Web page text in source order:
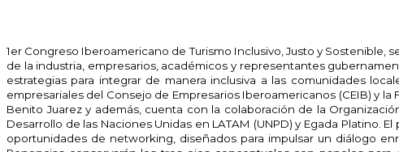
1er Congreso Iberoamericano de Turismo Inclusivo, Justo y Sostenible,
de la industria, empresarios, académicos y representantes
estrategias para integrar de manera inclusiva a las comunidades
empresariales del Consejo de Empresarios Iberoamericanos (CEIB) y
Benito Juarez y además, cuenta con la colaboración de la
Desarrollo de las Naciones Unidas en LATAM (UNPD) y Egada Platino.
oportunidades de networking, diseñados para impulsar un diálogo